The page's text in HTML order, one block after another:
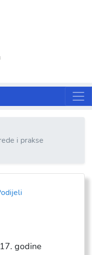
i prakse
godine